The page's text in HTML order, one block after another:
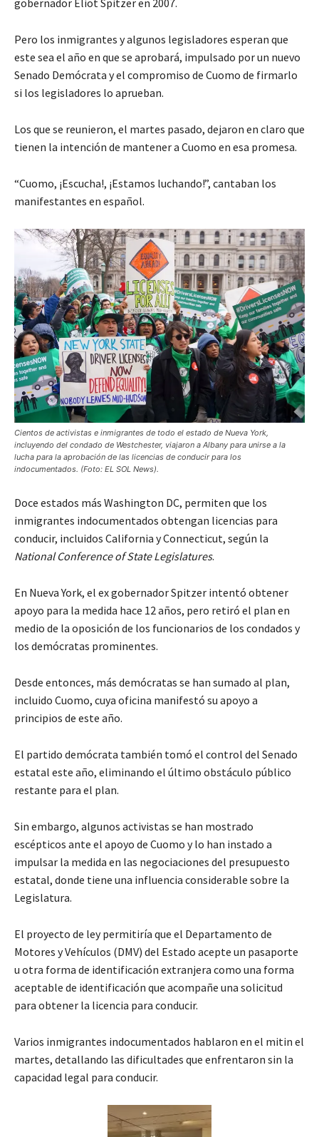
Pero los inmigrantes y algunos legisladores esperan que
este sea el año en que se aprobará, impulsado por un nuevo
Senado Demócrata y el compromiso de Cuomo de firmarlo
si los legisladores lo aprueban.
Los que se reunieron, el martes pasado, dejaron en claro que
tienen la intención de mantener a Cuomo en esa promesa.
“Cuomo, ¡Escucha!, ¡Estamos luchando!”, cantaban los
manifestantes en español.
Cientos de activistas e inmigrantes de todo el estado de Nueva York,
incluyendo del condado de Westchester, viajaron a Albany para unirse a la
lucha para la aprobación de las licencias de conducir para los
indocumentados. (Foto: EL SOL News).
Doce estados más Washington DC, permiten que los
inmigrantes indocumentados obtengan licencias para
conducir, incluidos California y Connecticut, según la
National Conference of State Legislatures.
En Nueva York, el ex gobernador Spitzer intentó obtener
apoyo para la medida hace 12 años, pero retiró el plan en
medio de la oposición de los funcionarios de los condados y
los demócratas prominentes.
Desde entonces, más demócratas se han sumado al plan,
incluido Cuomo, cuya oficina manifestó su apoyo a
principios de este año.
El partido demócrata también tomó el control del Senado
estatal este año, eliminando el último obstáculo público
restante para el plan.
Sin embargo, algunos activistas se han mostrado
escépticos ante el apoyo de Cuomo y lo han instado a
impulsar la medida en las negociaciones del presupuesto
estatal, donde tiene una influencia considerable sobre la
Legislatura.
El proyecto de ley permitiría que el Departamento de
Motores y Vehículos (DMV) del Estado acepte un pasaporte
u otra forma de identificación extranjera como una forma
aceptable de identificación que acompañe una solicitud
para obtener la licencia para conducir.
Varios inmigrantes indocumentados hablaron en el mitin el
martes, detallando las dificultades que enfrentaron sin la
capacidad legal para conducir.